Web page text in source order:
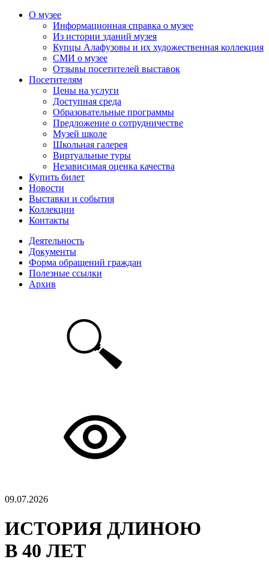
О музее
Информационная справка о музее
Из истории зданий музея
Купцы Алафузовы и их художественная коллекция
СМИ о музее
Отзывы посетителей выставок
Посетителям
Цены на услуги
Доступная среда
Образовательные программы
Предложение о сотрудничестве
Музей школе
Школьная галерея
Виртуальные туры
Независимая оценка качества
Купить билет
Новости
Выставки и события
Коллекции
Контакты
Деятельность
Документы
Форма обращений граждан
Полезные ссылки
Архив
09.07.2026
ИСТОРИЯ ДЛИНОЮ
В 40 ЛЕТ